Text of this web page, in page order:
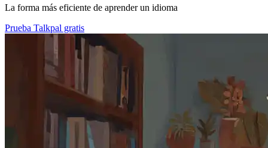
La forma más eficiente de aprender un idioma
Prueba Talkpal gratis